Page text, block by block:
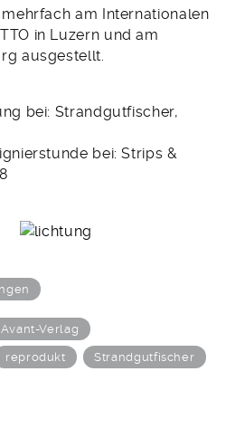
am Internationalen
in Luzern und am
ausgestellt.
bei: Strandgutfischer,
bei: Strips &
Avant-Verlag
reprodukt Strandgutfischer